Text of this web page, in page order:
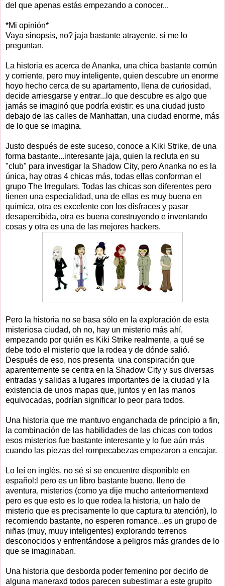
del que apenas estás empezando a conocer...
*Mi opinión*
Vaya sinopsis, no? jaja bastante atrayente, si me lo
preguntan.
La historia es acerca de Ananka, una chica bastante común
y corriente, pero muy inteligente, quien descubre un enorme
hoyo hecho cerca de su apartamento, llena de curiosidad,
decide arriesgarse y entrar...lo que descubre es algo que
jamás se imaginó que podría existir: es una ciudad justo
debajo de las calles de Manhattan, una ciudad enorme, más
de lo que se imagina.
Justo después de este suceso, conoce a Kiki Strike, de una
forma bastante...interesante jaja, quien la recluta en su
"club" para investigar la Shadow City, pero Ananka no es la
única, hay otras 4 chicas más, todas ellas conforman el
grupo The Irregulars. Todas las chicas son diferentes pero
tienen una especialidad, una de ellas es muy buena en
química, otra es excelente con los disfraces y pasar
desapercibida, otra es buena construyendo e inventando
cosas y otra es una de las mejores hackers.
Pero la historia no se basa sólo en la exploración de esta
misteriosa ciudad, oh no, hay un misterio más ahí,
empezando por quién es Kiki Strike realmente, a qué se
debe todo el misterio que la rodea y de dónde salió.
Después de eso, nos presenta una conspiración que
aparentemente se centra en la Shadow City y sus diversas
entradas y salidas a lugares importantes de la ciudad y la
existencia de unos mapas que, juntos y en las manos
equivocadas, podrían significar lo peor para todos.
Una historia que me mantuvo enganchada de principio a fin,
la combinación de las habilidades de las chicas con todos
esos misterios fue bastante interesante y lo fue aún más
cuando las piezas del rompecabezas empezaron a encajar.
Lo leí en inglés, no sé si se encuentre disponible en
español:l pero es un libro bastante bueno, lleno de
aventura, misterios (como ya dije mucho anteriormentexd
pero es que esto es lo que rodea la historia, un halo de
misterio que es precisamente lo que captura tu atención), lo
recomiendo bastante, no esperen romance...es un grupo de
niñas (muy, muuy inteligentes) explorando terrenos
desconocidos y enfrentándose a peligros más grandes de lo
que se imaginaban.
Una historia que desborda poder femenino por decirlo de
alguna maneraxd todos parecen subestimar a este grupito